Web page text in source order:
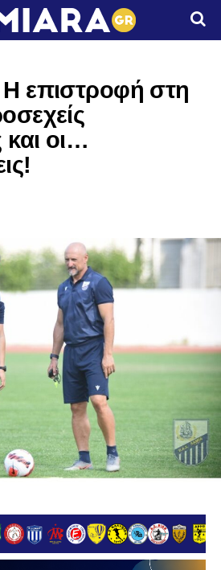
επιστροφή στη
και οι…